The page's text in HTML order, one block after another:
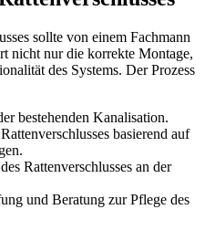
sollte von einem Fachmann
nicht nur die korrekte Montage,
des Systems. Der Prozess
bestehenden Kanalisation.
basierend auf
Rattenverschlusses an der
und Beratung zur Pflege des